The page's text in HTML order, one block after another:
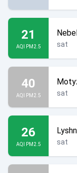
21
AQI PM2.5 sat
40
AQI PM2.5 sat
26
AQI PM2.5 sat